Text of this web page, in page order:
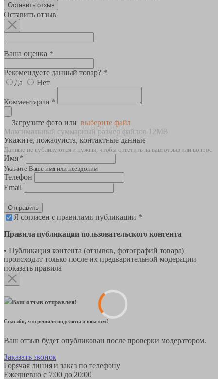
Оставить отзыв
Оставить отзыв
Ваша оценка *
Рекомендуете данный товар? *
Да
Нет
Комментарии *
Загрузите фото или выберите файл
Максимальный суммарный размер файлов 12MB
Укажите, пожалуйста, контактные данные
Данные не публикуются и нужны, чтобы ответить на ваш отзыв или вопрос
Имя *
Укажите Ваше имя или псевдоним
Телефон
Email
Отправить
Я согласен с правилами публикации *
Правила публикации пользовательского контента
• Публикация контента (отзывов, фотографий товара)
происходит только после их предварительной модерации
показать правила
Ваш отзыв отправлен!
Спасибо, что решили поделиться опытом!
Ваш отзыв будет опубликован после проверки модератором.
Заказать звонок
Горячая линия и заказ по телефону
Ежедневно с 7:00 до 20:00